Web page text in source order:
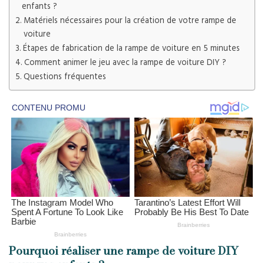
enfants ?
Matériels nécessaires pour la création de votre rampe de
voiture
Étapes de fabrication de la rampe de voiture en 5 minutes
Comment animer le jeu avec la rampe de voiture DIY ?
Questions fréquentes
Pourquoi réaliser une rampe de voiture DIY